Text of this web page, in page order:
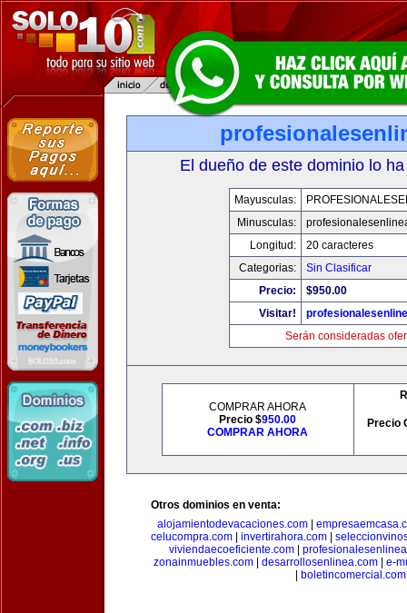
El dueño de este dominio lo
Mayusculas:
Minusculas:
Longitud:
20 caracteres
Categorias:
Sin Clasificar
Precio:
$950.00
Visitar!
Serán consideradas
COMPRAR AHORA
Precio $950.00
COMPRAR AHORA
Precio
Otros dominios en venta:
alojamientodevacaciones.com
celucompra.com
invertirahora.com
viviendaecoeficiente.com|
zonainmuebles.com| desarrollosenlinea.com| e-
boletincomercial.com